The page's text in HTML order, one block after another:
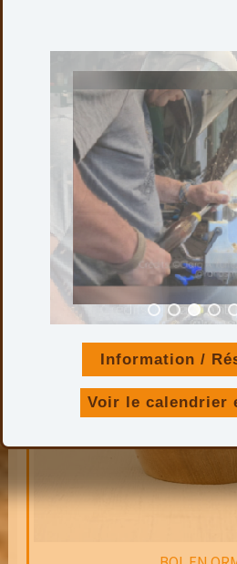
Information /
Voir le calendrier
BOL EN IF
40,00 €
Hauteur :
Diamètre maxi. :
Finition :
Ajouter au